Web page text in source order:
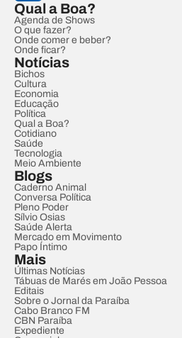
Qual a Boa?
Agenda de Shows
O que fazer?
Onde comer e beber?
Onde ficar?
Notícias
Bichos
Cultura
Economia
Educação
Política
Qual a Boa?
Cotidiano
Saúde
Tecnologia
Meio Ambiente
Blogs
Caderno Animal
Conversa Política
Pleno Poder
Sílvio Osias
Saúde Alerta
Mercado em Movimento
Papo Íntimo
Mais
Últimas Notícias
Tábuas de Marés em João Pessoa
Editais
Sobre o Jornal da Paraíba
Cabo Branco FM
CBN Paraíba
Expediente